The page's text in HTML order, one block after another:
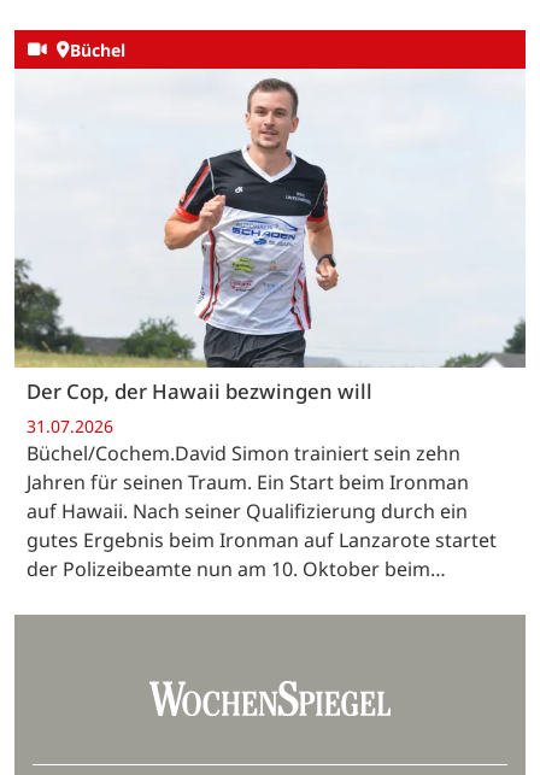
Büchel
Der Cop, der Hawaii bezwingen will
31.07.2026
Büchel/Cochem.David Simon trainiert sein zehn
Jahren für seinen Traum. Ein Start beim Ironman
auf Hawaii. Nach seiner Qualifizierung durch ein
gutes Ergebnis beim Ironman auf Lanzarote startet
der Polizeibeamte nun am 10. Oktober beim…